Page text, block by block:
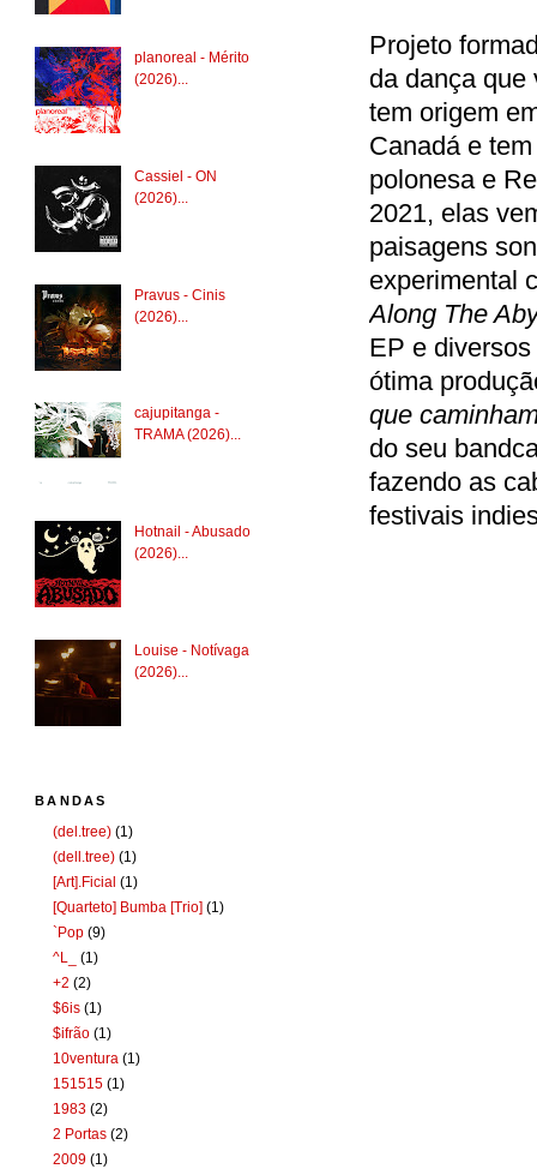
Projeto
da dança que
tem origem
Canadá e
polonesa e
2021, elas
paisagens
experimental
Along The
EP e
ótima
que
do seu
fazendo as
festivais
planoreal - Mérito
(2026)...
Cassiel - ON
(2026)...
Pravus - Cinis
(2026)...
cajupitanga -
TRAMA (2026)...
Hotnail - Abusado
(2026)...
Louise - Notívaga
(2026)...
BANDAS
(del.tree) (1)
(dell.tree) (1)
[Art].Ficial (1)
[Quarteto] Bumba [Trio] (1)
`Pop (9)
^L_
(1)
+2 (2)
$6is (1)
$ifrão (1)
10ventura (1)
151515 (1)
1983 (2)
2 Portas (2)
2009 (1)